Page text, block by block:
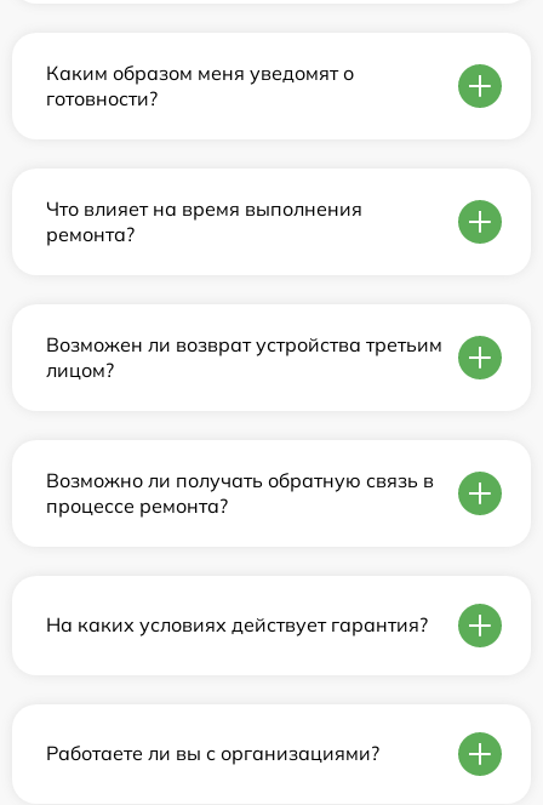
Каким образом меня уведомят о
готовности?
Что влияет на время выполнения
ремонта?
Возможен ли возврат устройства третьим
лицом?
Возможно ли получать обратную связь в
процессе ремонта?
На каких условиях действует гарантия?
Работаете ли вы с организациями?